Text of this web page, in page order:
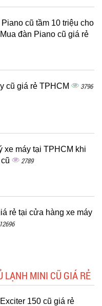
cũ tầm 10 triệu cho
đàn Piano cũ giá rẻ
cũ giá rẻ TPHCM 3796
xe máy tại TPHCM khi
2789
rẻ tại cửa hàng xe máy
12696
LẠNH MINI CŨ GIÁ RẺ
150 cũ giá rẻ